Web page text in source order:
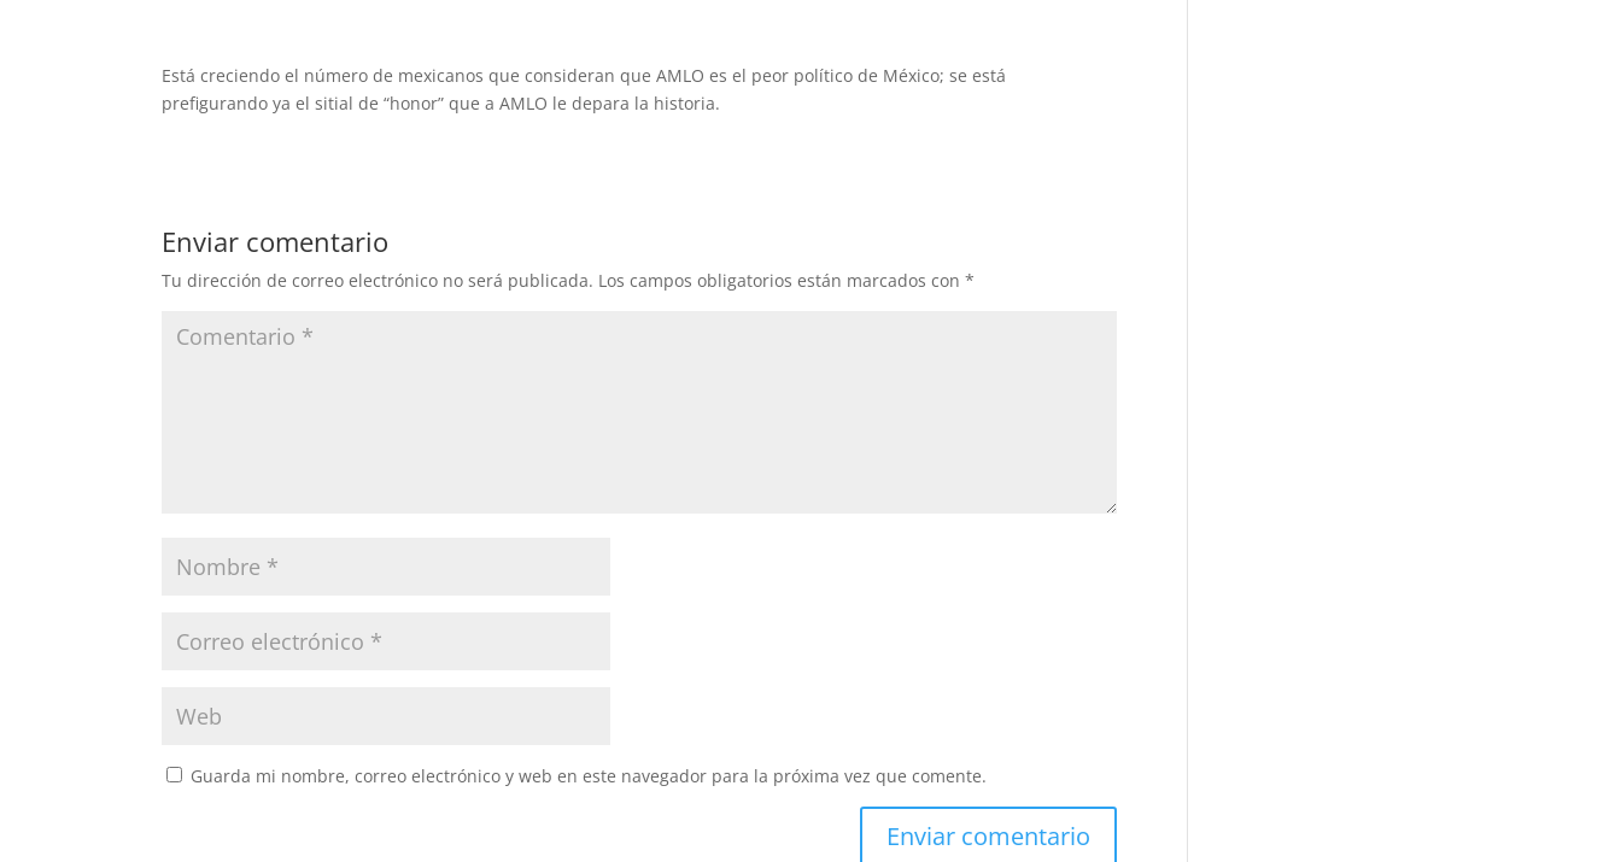
Está creciendo el número de mexicanos que consideran que AMLO es el peor político de México; se está
prefigurando ya el sitial de “honor” que a AMLO le depara la historia.
Enviar comentario
Tu dirección de correo electrónico no será publicada. Los campos obligatorios están marcados con*
Guarda mi nombre, correo electrónico y web en este navegador para la próxima vez que comente.